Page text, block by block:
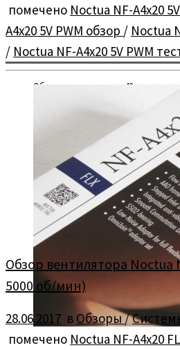
Обзор и тестирование 40 мм
напряжением 5 В и скоростью
помечено Noctua NF-A4x20
A4x20 5V PWM обзор / Noctua
/ Noctua NF-A4x20 5V PWM
Обзор вентилятора Noctua
5000 об/мин)
28.06.2017 в Обзоры/
помечено Noctua NF-A4x20